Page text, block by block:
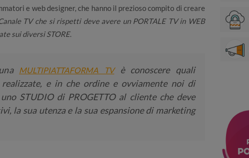
e web designer, che hanno il prezioso compito di creare
TV che si rispetti deve avere un PORTALE TV in WEB
sui diversi STORE.
MULTIPIATTAFORMA TVè conoscere quali
e in che ordine e ovviamente noi di
STUDIO di PROGETTO al cliente che deve
la sua utenza e la sua espansione di marketing